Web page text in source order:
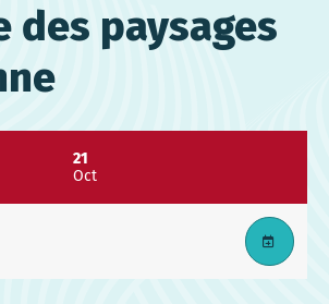
des paysages
21
Oct